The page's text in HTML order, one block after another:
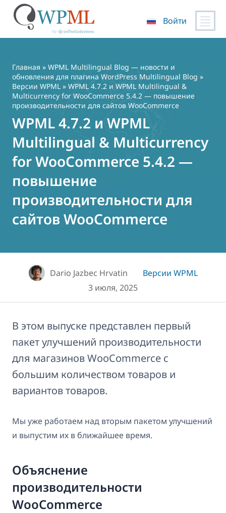
содержимому
Войти
Главная » WPML Multilingual Blog — новости и
обновления для плагина WordPress Multilingual Blog »
Версии WPML » WPML 4.7.2 и WPML Multilingual &
Multicurrency for WooCommerce 5.4.2 — повышение
производительности для сайтов WooCommerce
WPML 4.7.2 и WPML
Multilingual & Multicurrency
for WooCommerce 5.4.2 —
повышение
производительности для
сайтов WooCommerce
Dario Jazbec Hrvatin
Версии WPML
3 июля, 2025
В этом выпуске представлен первый
пакет улучшений производительности
для магазинов WooCommerce с
большим количеством товаров и
вариантов товаров.
Мы уже работаем над вторым пакетом улучшений
и выпустим их в ближайшее время.
Объяснение
производительности
WooCommerce